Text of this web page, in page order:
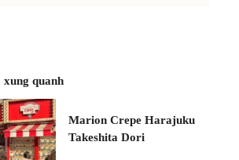
quanh
Marion Crepe Harajuku
Takeshita Dori